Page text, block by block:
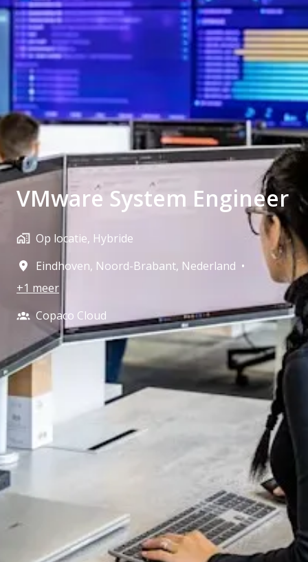
VMware System Engineer
Op locatie, Hybride
Eindhoven, Noord-Brabant, Nederland •
+1 meer
Copaco Cloud